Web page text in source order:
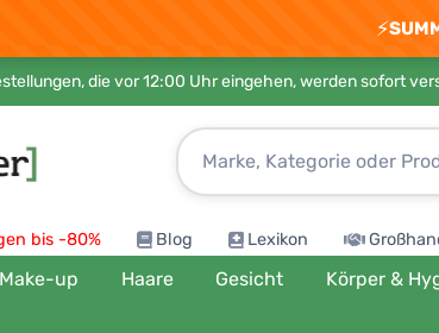
⚡
die vor 12:00 Uhr eingehen, werden sofort
bis -80% Blog Lexikon
Make-up Haare Gesicht Körper &